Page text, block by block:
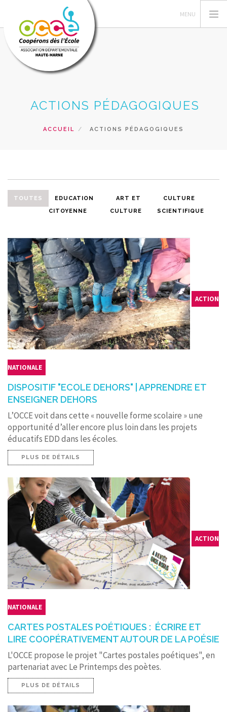
VOTRE AD 52
RECHERCHER
ACTIONS PÉDAGOGIQUES
ACCUEIL ACTIONS PÉDAGOGIQUES
TOUTES
EDUCATION
CITOYENNE
ART ET
CULTURE
CULTURE
SCIENTIFIQUE
ACTION
NATIONALE
DISPOSITIF "ECOLE DEHORS" | APPRENDRE ET
ENSEIGNER DEHORS
L’OCCE voit dans cette « nouvelle forme scolaire » une
opportunité d’aller encore plus loin dans les projets
éducatifs EDD dans les écoles.
PLUS DE DÉTAILS
ACTION
NATIONALE
CARTES POSTALES POÉTIQUES : ÉCRIRE ET
LIRE COOPÉRATIVEMENT AUTOUR DE LA POÉSIE
L'OCCE propose le projet "Cartes postales poétiques", en
partenariat avec Le Printemps des poètes.
PLUS DE DÉTAILS